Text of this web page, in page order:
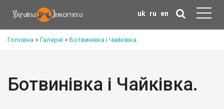
uk ru en
Головна > Галереї> Ботвинівка і Чайківка.
Ботвинівка і Чайківка.